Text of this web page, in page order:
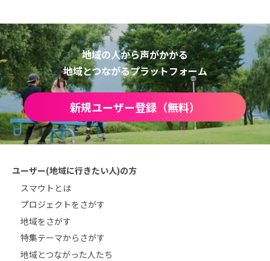
地域の人から声がかかる
地域とつながるプラットフォーム
新規ユーザー登録（無料）
ユーザー(地域に行きたい人)の方
スマウトとは
プロジェクトをさがす
地域をさがす
特集テーマからさがす
地域とつながった人たち